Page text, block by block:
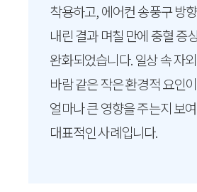
착용하고, 에어컨 송풍구 방
내린 결과 며칠 만에 충혈 증
완화되었습니다. 일상 속 자
바람 같은 작은 환경적 요인
얼마나 큰 영향을 주는지 보
대표적인 사례입니다.